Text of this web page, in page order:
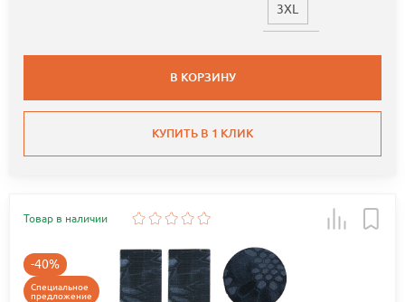
3XL
В КОРЗИНУ
КУПИТЬ В 1 КЛИК
Товар в наличии
-40%
Специальное
предложение